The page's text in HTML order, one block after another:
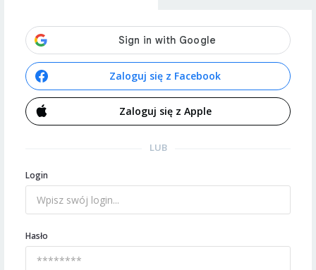
Zaloguj się z Facebook
Zaloguj się z Apple
LUB
Login
Hasło